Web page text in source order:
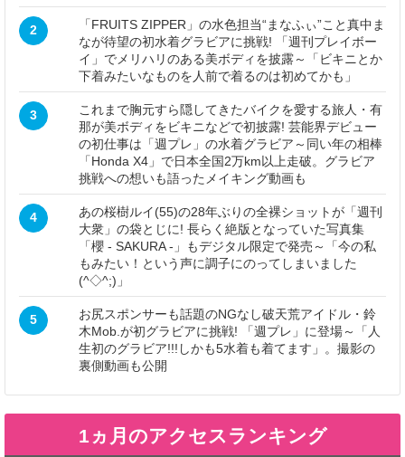
2
「FRUITS ZIPPER」の水色担当“まなふぃ”こと真中ま
なが待望の初水着グラビアに挑戦! 「週刊プレイボー
イ」でメリハリのある美ボディを披露～「ビキニとか
下着みたいなものを人前で着るのは初めてかも」
3
これまで胸元すら隠してきたバイクを愛する旅人・有
那が美ボディをビキニなどで初披露! 芸能界デビュー
の初仕事は「週プレ」の水着グラビア～同い年の相棒
「Honda X4」で日本全国2万km以上走破。グラビア
挑戦への想いも語ったメイキング動画も
4
あの桜樹ルイ(55)の28年ぶりの全裸ショットが「週刊
大衆」の袋とじに! 長らく絶版となっていた写真集
「櫻 - SAKURA -」もデジタル限定で発売～「今の私
もみたい！という声に調子にのってしまいました
(^◇^;)」
5
お尻スポンサーも話題のNGなし破天荒アイドル・鈴
木Mob.が初グラビアに挑戦! 「週プレ」に登場～「人
生初のグラビア!!!しかも5水着も着てます」。撮影の
裏側動画も公開
1ヵ月のアクセスランキング